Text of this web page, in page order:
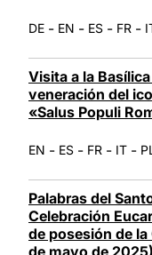
DE - EN - ES - FR -
Visita a la
veneración del
«Salus Populi
EN - ES - FR - IT -
Palabras del
Celebración
de posesión de
de mayo de 2025)